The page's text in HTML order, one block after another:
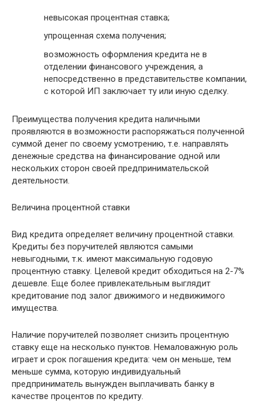
невысокая процентная ставка;
упрощенная схема получения;
возможность оформления кредита не в
отделении финансового учреждения, а
непосредственно в представительстве компании,
с которой ИП заключает ту или иную сделку.
Преимущества получения кредита наличными
проявляются в возможности распоряжаться полученной
суммой денег по своему усмотрению, т.е. направлять
денежные средства на финансирование одной или
нескольких сторон своей предпринимательской
деятельности.
Величина процентной ставки
Вид кредита определяет величину процентной ставки.
Кредиты без поручителей являются самыми
невыгодными, т.к. имеют максимальную годовую
процентную ставку. Целевой кредит обходиться на 2-7%
дешевле. Еще более привлекательным выглядит
кредитование под залог движимого и недвижимого
имущества.
Наличие поручителей позволяет снизить процентную
ставку еще на несколько пунктов. Немаловажную роль
играет и срок погашения кредита: чем он меньше, тем
меньше сумма, которую индивидуальный
предприниматель вынужден выплачивать банку в
качестве процентов по кредиту.